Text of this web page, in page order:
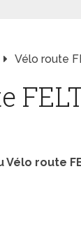
Vélo route
route